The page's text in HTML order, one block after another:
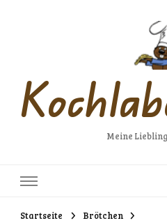
Meine
Startseite
Brötchen